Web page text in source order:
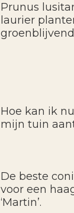
Prunus
laurier
Hoe kan ik
mijn tuin
De beste
voor een
‘Martin’.